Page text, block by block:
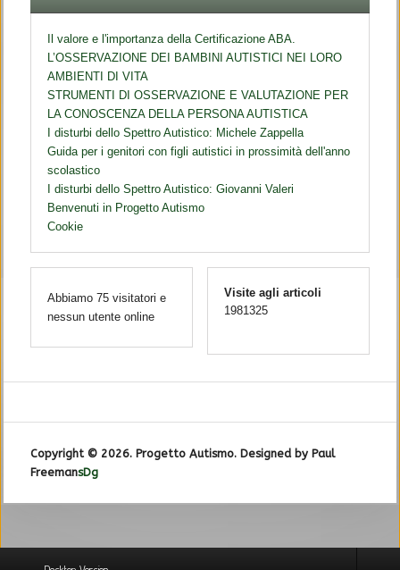
Il valore e l'importanza della Certificazione ABA.
L’OSSERVAZIONE DEI BAMBINI AUTISTICI NEI LORO
AMBIENTI DI VITA
STRUMENTI DI OSSERVAZIONE E VALUTAZIONE PER
LA CONOSCENZA DELLA PERSONA AUTISTICA
I disturbi dello Spettro Autistico: Michele Zappella
Guida per i genitori con figli autistici in prossimità dell'anno
scolastico
I disturbi dello Spettro Autistico: Giovanni Valeri
Benvenuti in Progetto Autismo
Cookie
Abbiamo 75 visitatori e
nessun utente online
Visite agli articoli
1981325
Copyright © 2026. Progetto Autismo. Designed by Paul
FreemansDg